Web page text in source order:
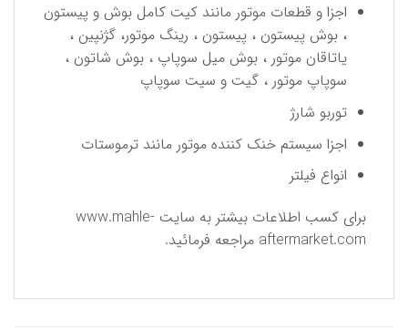
اجزا و قطعات موتور مانند کیت کامل بوش و پیستون
، بوش پیستون ، پیستون ، رینگ موتور، ‌گژنپین ،
یاتاقان موتور ، بوش میل سوپاپ ، بوش شاتون ،
سوپاپ موتور ، گیت و سیت سوپاپ
توربو شارژ
اجزا سیستم خنک کننده موتور مانند ترموستات
انواع فیلتر
برای كسب اطلاعات بیشتر به سایت www.mahle-
aftermarket.com مراجعه فرمائید.